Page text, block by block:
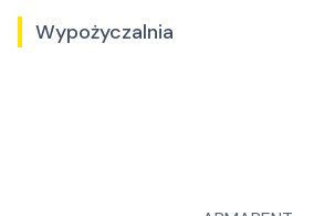
Wypożyczalnia